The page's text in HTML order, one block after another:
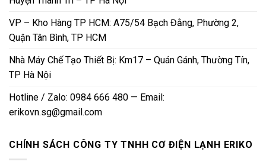
VP – Kho Hàng TP HCM: A75/54 Bạch Đằng, Phường 2,
Quận Tân Bình, TP HCM
Nhà Máy Chế Tạo Thiết Bị: Km17 – Quán Gánh, Thường Tín,
TP Hà Nội
Hotline / Zalo: 0984 666 480 — Email:
erikovn.sg@gmail.com
CHÍNH SÁCH CÔNG TY TNHH CƠ ĐIỆN LẠNH ERIKO